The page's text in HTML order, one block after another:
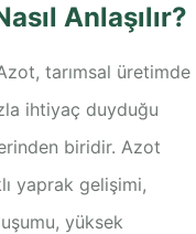
Anlaşılır?
tarımsal üretimde
ihtiyaç duyduğu
biridir. Azot
yaprak gelişimi,
yüksek